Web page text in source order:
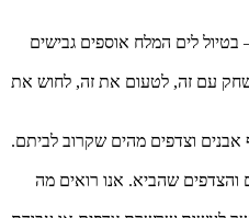
בטיול לים המלח אוספים גבישים
עם זה, לטעום את זה, לחוש את
אבנים וצדפים מהים שקרוב לביתם.
שהביא. אנו רואים מה